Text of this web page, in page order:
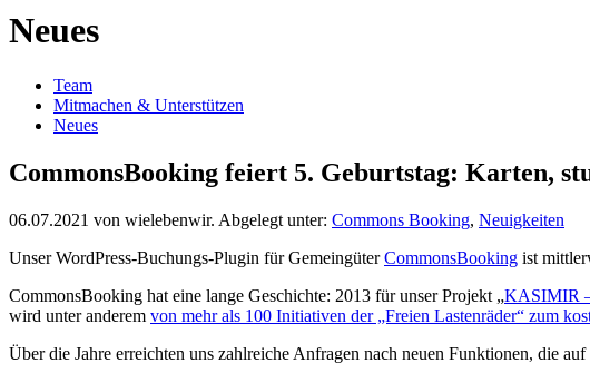
Neues
Team
Mitmachen & Unterstützen
Neues
CommonsBooking feiert 5. Geburtstag: Karten,
06.07.2021 von wielebenwir. Abgelegt unter: Commons Booking, Neuigkeiten
Unser WordPress-Buchungs-Plugin für GemeingüterCommonsBooking ist
CommonsBooking hat eine lange Geschichte: 2013 für unser Projekt „KASIMIR
wird unter anderem von mehr als 100 Initiativen der „Freien Lastenräder“ zum
Über die Jahre erreichten uns zahlreiche Anfragen nach neuen Funktionen, die